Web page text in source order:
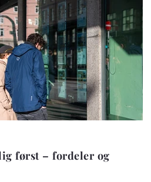
først – fordeler og